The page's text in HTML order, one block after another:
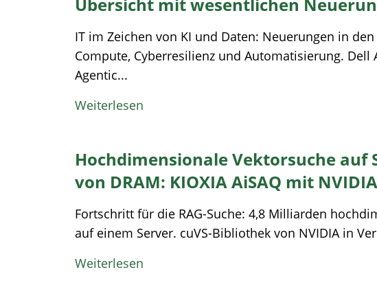
Übersicht mit wesentlichen
IT im Zeichen von KI und Daten: Neuerungen in
Compute, Cyberresilienz und Automatisierung. Dell
Agentic...
Weiterlesen
Hochdimensionale Vektorsuche auf
von DRAM: KIOXIA AiSAQ mit
Fortschritt für die RAG-Suche: 4,8 Milliarden
auf einem Server. cuVS-Bibliothek von NVIDIA in
Weiterlesen